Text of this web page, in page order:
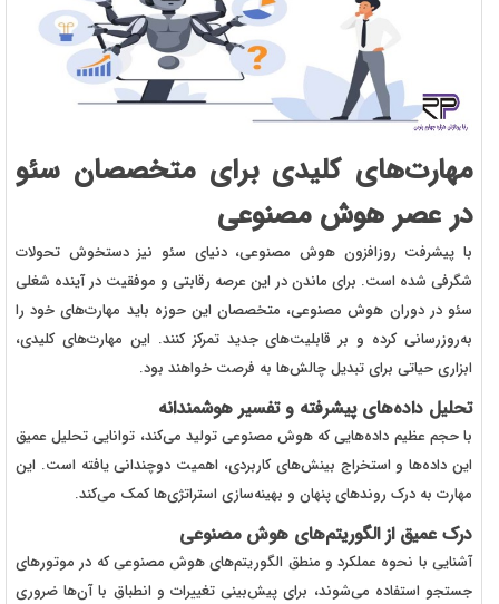
مهارت‌های کلیدی برای متخصصان سئو
در عصر هوش مصنوعی
با پیشرفت روزافزون هوش مصنوعی، دنیای سئو نیز دستخوش تحولات
شگرفی شده است. برای ماندن در این عرصه رقابتی و موفقیت در آینده شغلی
سئو در دوران هوش مصنوعی، متخصصان این حوزه باید مهارت‌های خود را
به‌روزرسانی کرده و بر قابلیت‌های جدید تمرکز کنند. این مهارت‌های کلیدی،
ابزاری حیاتی برای تبدیل چالش‌ها به فرصت خواهند بود.
تحلیل داده‌های پیشرفته و تفسیر هوشمندانه
با حجم عظیم داده‌هایی که هوش مصنوعی تولید می‌کند، توانایی تحلیل عمیق
این داده‌ها و استخراج بینش‌های کاربردی، اهمیت دوچندانی یافته است. این
مهارت به درک روندهای پنهان و بهینه‌سازی استراتژی‌ها کمک می‌کند.
درک عمیق از الگوریتم‌های هوش مصنوعی
آشنایی با نحوه عملکرد و منطق الگوریتم‌های هوش مصنوعی که در موتورهای
جستجو استفاده می‌شوند، برای پیش‌بینی تغییرات و انطباق با آن‌ها ضروری